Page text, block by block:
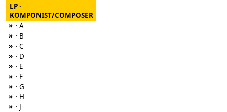
LP ·
KOMPONIST/COMPOSER
» · A
» · B
» · C
» · D
» · E
» · F
» · G
» · H
» · J